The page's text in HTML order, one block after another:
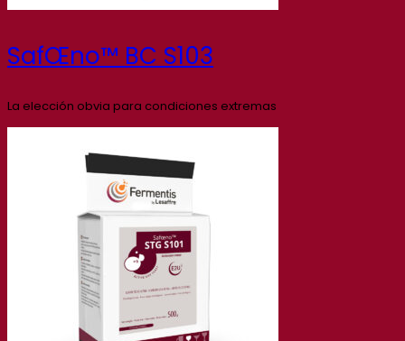
SafŒno™ BC S103
La elección obvia para condiciones extremas